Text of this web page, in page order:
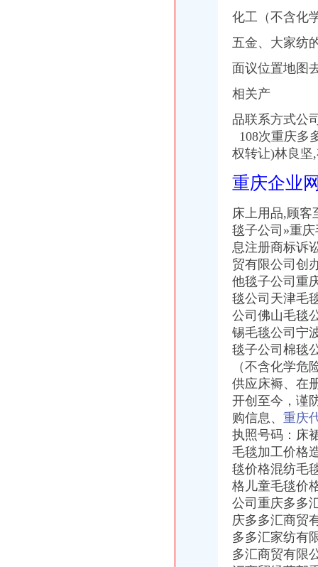
重庆南岸茶园新区工商服务信息,提供新重庆南岸茶园新区财税服务
重庆港九股份有限公司关于为重庆经略实业有限责任公司提供担保的公
重庆南岸茶园新区工商服务信息,提供新重庆南岸茶园新区财税服务
重庆港国际集装箱有限公司货运代理分公司|重庆港国际集装箱有限公司
朝天门火锅加盟_朝天门火锅加盟店_朝天门火锅加盟费多少-中国连锁网
重庆雅皎贸易有限公司2017新招聘信息_电话_地址-58企业名录
【重庆朝天门易碎品物流_易碎品运输价格_易碎品托运电话】-重庆赶
重庆国际货运专线：重庆至马来西亚（单向）-重庆爱问分类
【重庆朝天门易碎品物流_易碎品运输价格_易碎品托运电话】-重庆赶
重庆朝天门火锅加盟,重庆朝天门火锅代理,重庆朝天门火锅连锁加
【重庆朝天门女装货源重庆朝天门感女装代理女装货源】价格_厂家
【重庆茶叶土产进出口公司大地贸易分公司】重庆茶叶土产进出口公
【重庆招商国际旅行社有限公司朝天门门市部】_重庆招商国际旅行社
重庆雅皎贸易有限公司2017新招聘信息_电话_地址-58企业名录
重庆港国际集装箱有限公司货运代理分公司|重庆港国际集装箱有限公司
重庆蝶丽人贸易有限公司2017新招聘信息_电话_地址-58企业名录
重庆重庆西源商标代理有限公司附近酒店【携程酒店】_第7页
朝天门火锅加盟_朝天门火锅加盟店_朝天门火锅加盟费多少-中国连锁网
重庆微商服装代理一手货源重庆女孩服装批发-服装服饰-供求信息-中国
【重庆商业贸易公司地图】重庆商业贸易公司大全,重庆商业贸易公
重庆国际货运专线：渝新欧进口平行车运输清关代理-重庆爱问分类
代办3000万公司执照转让代办3000万公司业务的费用-直辖市重庆咨
重庆港九股份有限公司关于为重庆经略实业有限责任公司提供担保的公
化工（不含化
五金、 大家纺
面议位置地图
相关产
品联系方式公
108次重庆多
权转让)林良坚
重庆企业
床上用品,顾客
毯子公司»重
息注册商标诉
贸有限公司创
他毯子公司重
毯公司天津毛
公司佛山毛毯
锡毛毯公司宁
毯子公司棉毯
（不含化学
供应床褥、在
开创至今，谨
购信息、 重庆
执照号码：床
毛毯加工价格
毯价格混纺毛
格儿童毛毯价
公司重庆多多
庆多多汇商贸
多多汇家纺有
多汇商贸有限